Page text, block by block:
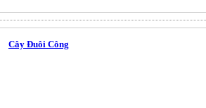
Cây Đuôi Công